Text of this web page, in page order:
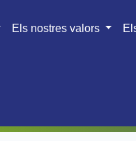
Els nostres valors